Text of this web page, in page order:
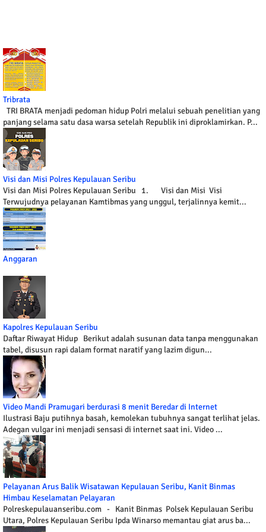
Tribrata
TRI BRATA menjadi pedoman hidup Polri melalui sebuah penelitian yang
panjang selama satu dasa warsa setelah Republik ini diproklamirkan. P...
Visi dan Misi Polres Kepulauan Seribu
Visi dan Misi Polres Kepulauan Seribu 1. Visi dan Misi Visi
Terwujudnya pelayanan Kamtibmas yang unggul, terjalinnya kemit...
Anggaran
Kapolres Kepulauan Seribu
Daftar Riwayat Hidup Berikut adalah susunan data tanpa menggunakan
tabel, disusun rapi dalam format naratif yang lazim digun...
Video Mandi Pramugari berdurasi 8 menit Beredar di Internet
Ilustrasi Baju putihnya basah, kemolekan tubuhnya sangat terlihat jelas.
Adegan vulgar ini menjadi sensasi di internet saat ini. Video ...
Pelayanan Arus Balik Wisatawan Kepulauan Seribu, Kanit Binmas
Himbau Keselamatan Pelayaran
Polreskepulauanseribu.com - Kanit Binmas Polsek Kepulauan Seribu
Utara, Polres Kepulauan Seribu Ipda Winarso memantau giat arus ba...